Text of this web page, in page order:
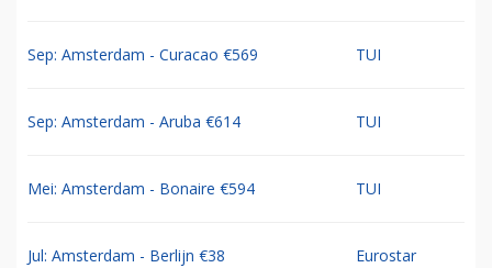
Sep: Amsterdam - Curacao €569 TUI
Sep: Amsterdam - Aruba €614 TUI
Mei: Amsterdam - Bonaire €594 TUI
Jul: Amsterdam - Berlijn €38 Eurostar